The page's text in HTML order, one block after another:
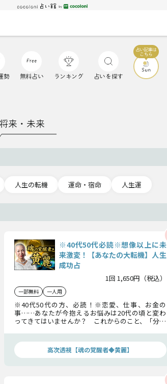
勢 無料占い ランキング 占いを探す
来・未来
人生の転機 運命・宿命 人生運
※40代50代必読※想像以上に未
来激変！【あなたの大転機】人生
成功占
1回 1,650円（税込）
一部無料 一人用
※40代50代の方、必読！※恋愛、仕事、お金の
事……あなたが今抱えるお悩みは20代の頃と変わ
ってきてはいませんか？ これからのこと、「分か
好転、間違いなしです！
高次透視【魂の覚醒者◆黄麗】